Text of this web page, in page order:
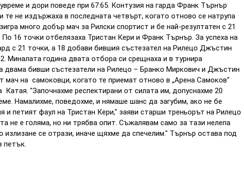
и дори поведе при 67:65. Контузия на гарда Франк Търнър
те не издържаха в последната четвърт, когато отново се натрупа
много добър мач за Рилски спортист и бе най-резултатен с 21
16 точки отбелязаха Тристан Кери и Франк Търнър. За успеха на
с 21 точки, а 18 добави бившия състезател на Рилецо Джъстин
Миналата година двата отбора си срещнаха и в турнира
двама бивши състезатели на Рилецо – Бранко Миркович и Джъстин
мач на самоковци, когато те приемат отново в „Арена Самоков“
Катая. "Започнахме респектирани от силата им, допуснахме 20
Намалихме, поведохме, и нямаше шанс да загубим, ако не бе
и петият фаул на Тристан Кери," заяви старши треньорът на Рилецо
не е голяма, но ни трябва опит. Съжалявам само за тази нелепа
се отрази, иначе щяхме да спечелим." Търнър остава под
петък.